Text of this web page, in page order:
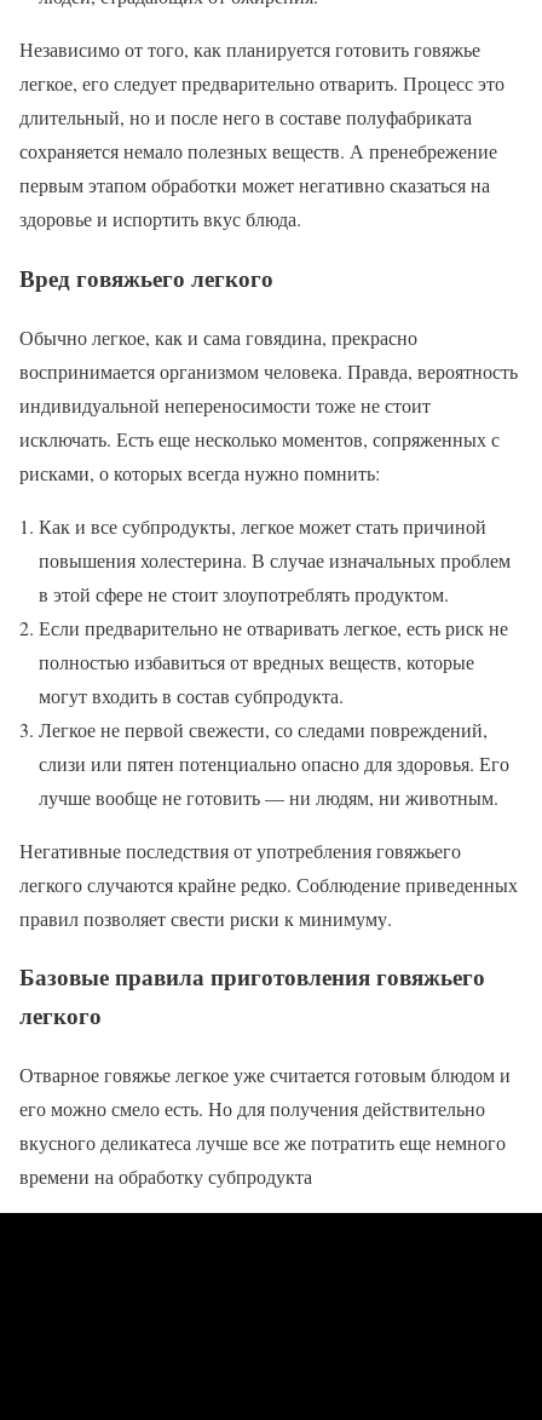
Независимо от того, как планируется готовить говяжье
легкое, его следует предварительно отварить. Процесс это
длительный, но и после него в составе полуфабриката
сохраняется немало полезных веществ. А пренебрежение
первым этапом обработки может негативно сказаться на
здоровье и испортить вкус блюда.
Вред говяжьего легкого
Обычно легкое, как и сама говядина, прекрасно
воспринимается организмом человека. Правда, вероятность
индивидуальной непереносимости тоже не стоит
исключать. Есть еще несколько моментов, сопряженных с
рисками, о которых всегда нужно помнить:
Как и все субпродукты, легкое может стать причиной
повышения холестерина. В случае изначальных проблем
в этой сфере не стоит злоупотреблять продуктом.
Если предварительно не отваривать легкое, есть риск не
полностью избавиться от вредных веществ, которые
могут входить в состав субпродукта.
Легкое не первой свежести, со следами повреждений,
слизи или пятен потенциально опасно для здоровья. Его
лучше вообще не готовить — ни людям, ни животным.
Негативные последствия от употребления говяжьего
легкого случаются крайне редко. Соблюдение приведенных
правил позволяет свести риски к минимуму.
Базовые правила приготовления говяжьего
легкого
Отварное говяжье легкое уже считается готовым блюдом и
его можно смело есть. Но для получения действительно
вкусного деликатеса лучше все же потратить еще немного
времени на обработку субпродукта